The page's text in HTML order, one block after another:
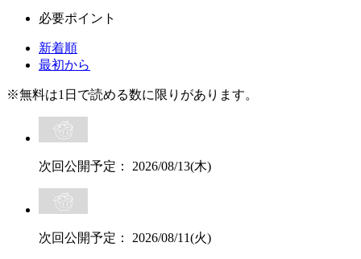
必要ポイント
新着順
最初から
※無料は1日で読める数に限りがあります。
次回公開予定： 2026/08/13(木)
次回公開予定： 2026/08/11(火)